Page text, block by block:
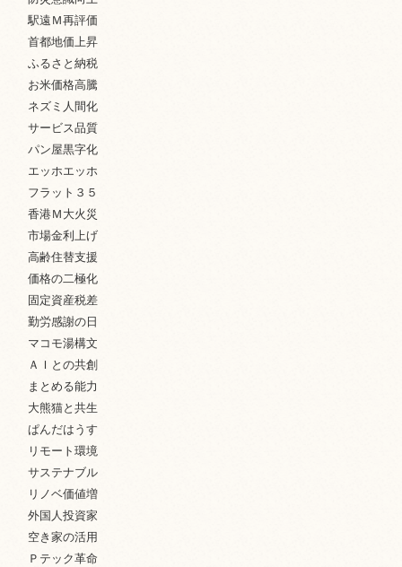
駅遠Ｍ再評価
首都地価上昇
ふるさと納税
お米価格高騰
ネズミ人間化
サービス品質
パン屋黒字化
エッホエッホ
フラット３５
香港Ｍ大火災
市場金利上げ
高齢住替支援
価格の二極化
固定資産税差
勤労感謝の日
マコモ湯構文
ＡＩとの共創
まとめる能力
大熊猫と共生
ぱんだはうす
リモート環境
サステナブル
リノベ価値増
外国人投資家
空き家の活用
Ｐテック革命